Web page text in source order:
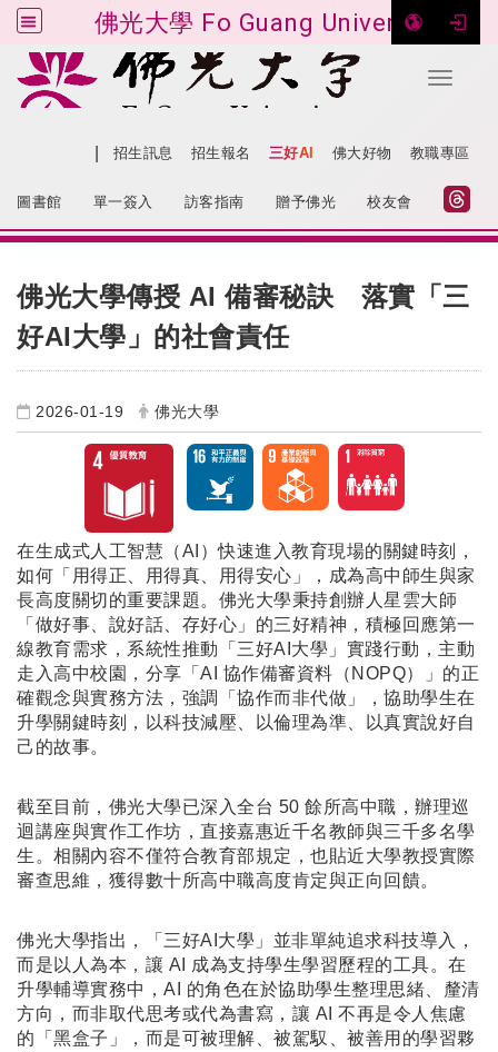
佛光大學 Fo Guang University
Toggle
跳到主要內容
招生訊息 招生報名 三好AI 佛大好物 教職專區
圖書館 單一簽入 訪客指南 贈予佛光 校友會
佛光大學傳授 AI 備審秘訣 落實「三
好AI大學」的社會責任
2026-01-19 佛光大學
在生成式人工智慧（AI）快速進入教育現場的關鍵時刻，
如何「用得正、用得真、用得安心」，成為高中師生與家
長高度關切的重要課題。佛光大學秉持創辦人星雲大師
「做好事、說好話、存好心」的三好精神，積極回應第一
線教育需求，系統性推動「三好AI大學」實踐行動，主動
走入高中校園，分享「AI 協作備審資料（NOPQ）」的正
確觀念與實務方法，強調「協作而非代做」，協助學生在
升學關鍵時刻，以科技減壓、以倫理為準、以真實說好自
己的故事。
截至目前，佛光大學已深入全台 50 餘所高中職，辦理巡
迴講座與實作工作坊，直接嘉惠近千名教師與三千多名學
生。相關內容不僅符合教育部規定，也貼近大學教授實際
審查思維，獲得數十所高中職高度肯定與正向回饋。
佛光大學指出，「三好AI大學」並非單純追求科技導入，
而是以人為本，讓 AI 成為支持學生學習歷程的工具。在
升學輔導實務中，AI 的角色在於協助學生整理思緒、釐清
方向，而非取代思考或代為書寫，讓 AI 不再是令人焦慮
的「黑盒子」，而是可被理解、被駕馭、被善用的學習夥